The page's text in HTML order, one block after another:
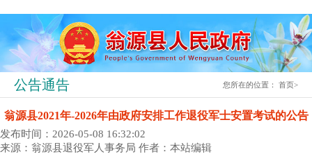
公告通告 您所在的位置：首页>
翁源县2021年-2026年由政府安排工作退役军士安置考试的公告
发布时间：2026-05-08 16:32:02
来源：翁源县退役军人事务局 作者：本站编辑